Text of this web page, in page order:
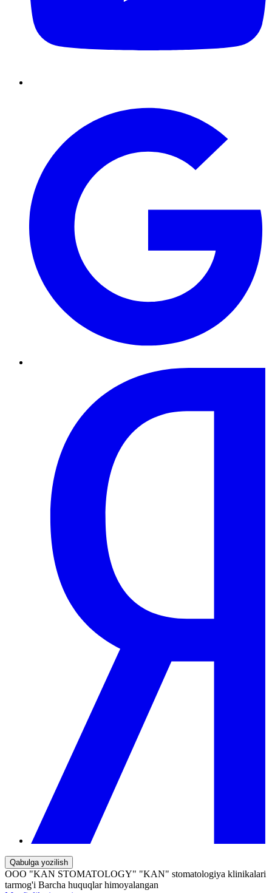
Qabulga yozilish
OOO "KAN STOMATOLOGY" "KAN" stomatologiya klinikalari
tarmog'i Barcha huquqlar himoyalangan